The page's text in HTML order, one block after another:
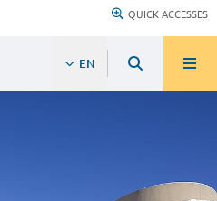
QUICK ACCESSES
EN